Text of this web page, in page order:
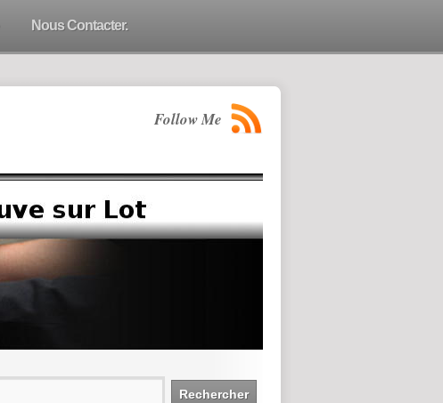
Nous Contacter.
Follow Me